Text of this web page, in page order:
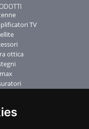
TV
ottica